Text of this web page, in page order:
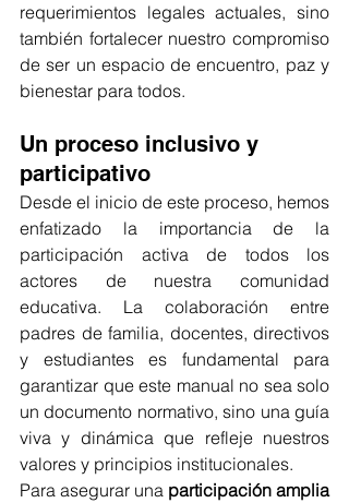
requerimientos legales actuales, sino
también fortalecer nuestro compromiso
de ser un espacio de encuentro, paz y
bienestar para todos.
Un proceso inclusivo y
participativo
Desde el inicio de este proceso, hemos
enfatizado la importancia de la
participación activa de todos los
actores de nuestra comunidad
educativa. La colaboración entre
padres de familia, docentes, directivos
y estudiantes es fundamental para
garantizar que este manual no sea solo
un documento normativo, sino una guía
viva y dinámica que refleje nuestros
valores y principios institucionales.
Para asegurar una participación amplia